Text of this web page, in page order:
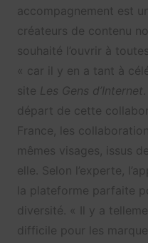
accompagnement est
créateurs de contenu
souhaité l’ouvrir à
« car il y en a tant à
site Les Gens d’Internet
départ de cette
France, les
mêmes visages, issus
elle. Selon l’experte,
la plateforme parfaite
diversité. « I
l y a
difficile pour les